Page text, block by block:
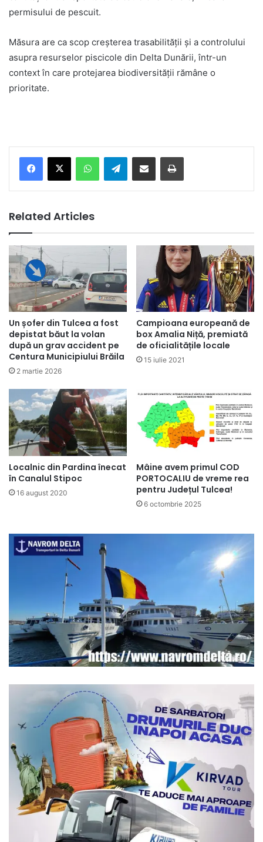
permisului de pescuit.
Măsura are ca scop creșterea trasabilității și a controlului
asupra resurselor piscicole din Delta Dunării, într-un
context în care protejarea biodiversității rămâne o
prioritate.
Telegram
Related Articles
Un șofer din Tulcea a fost
depistat băut la volan
după un grav accident pe
Centura Municipiului Brăila
2 martie 2026
Campioana europeană de
box Amalia Niță, premiată
de oficialitățile locale
15 iulie 2021
Localnic din Pardina înecat
în Canalul Stipoc
16 august 2020
Mâine avem primul COD
PORTOCALIU de vreme rea
pentru Județul Tulcea!
6 octombrie 2025